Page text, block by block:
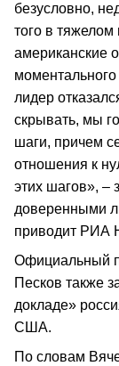
безусловно,
того в
американские
лидер
скрывать, мы
шаги, причем
отношения к
этих шагов», –
доверенными
приводит РИА
Официальный
Песков также
докладе»
США.
По словам